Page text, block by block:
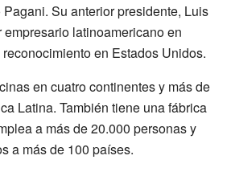
Su anterior presidente, Luis
latinoamericano en
en Estados Unidos.
en cuatro continentes y más de
Latina. También tiene una fábrica
a más de 20.000 personas y
a más de 100 países.